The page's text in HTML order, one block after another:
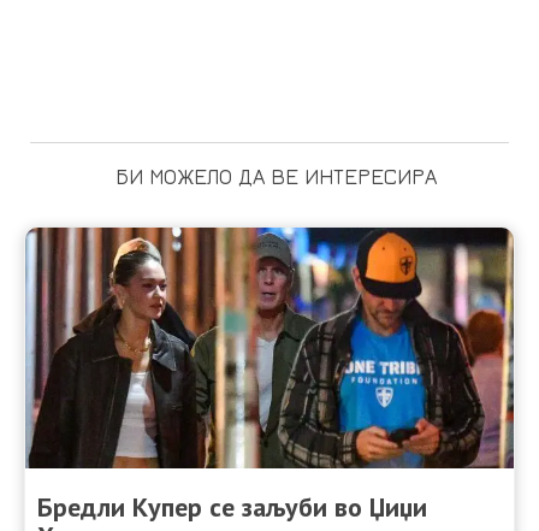
БИ МОЖЕЛО ДА ВЕ ИНТЕРЕСИРА
Бредли Купер се заљуби во Џиџи